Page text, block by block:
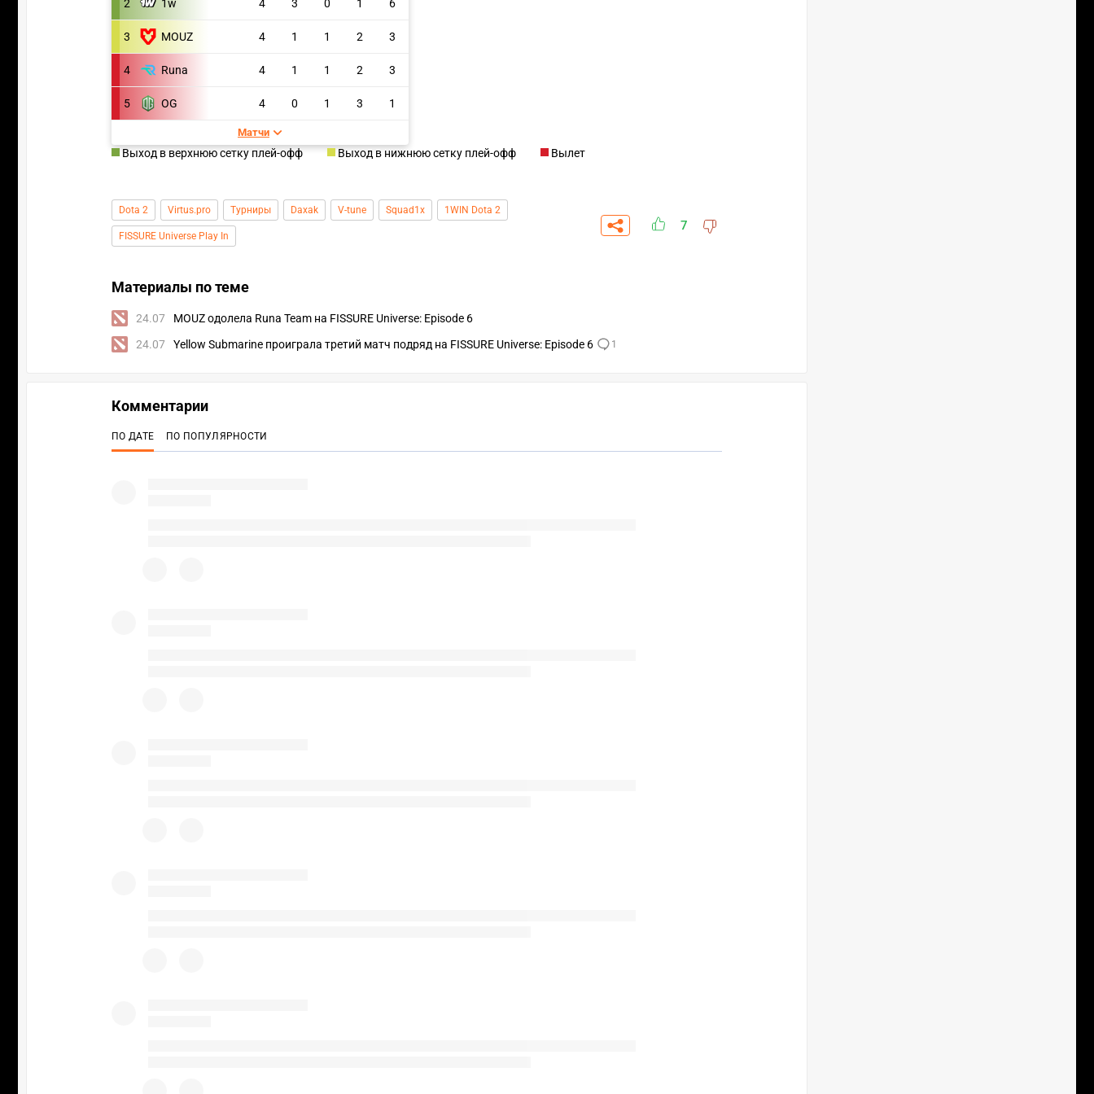
2 1w 4 3 0 1 6
3 MOUZ 4 1 1 2 3
4 Runa 4 1 1 2 3
5 OG 4 0 1 3 1
Матчи
Выход в верхнюю сетку плей-офф Выход в нижнюю сетку плей-офф Вылет
Dota 2 Virtus.pro Турниры Daxak V-tune Squad1x 1WIN Dota 2
FISSURE Universe Play In
7
Материалы по теме
24.07
MOUZ одолела Runa Team на FISSURE Universe: Episode 6
24.07
Yellow Submarine проиграла третий матч подряд на FISSURE Universe: Episode 6 1
Комментарии
ПО ДАТЕ ПО ПОПУЛЯРНОСТИ